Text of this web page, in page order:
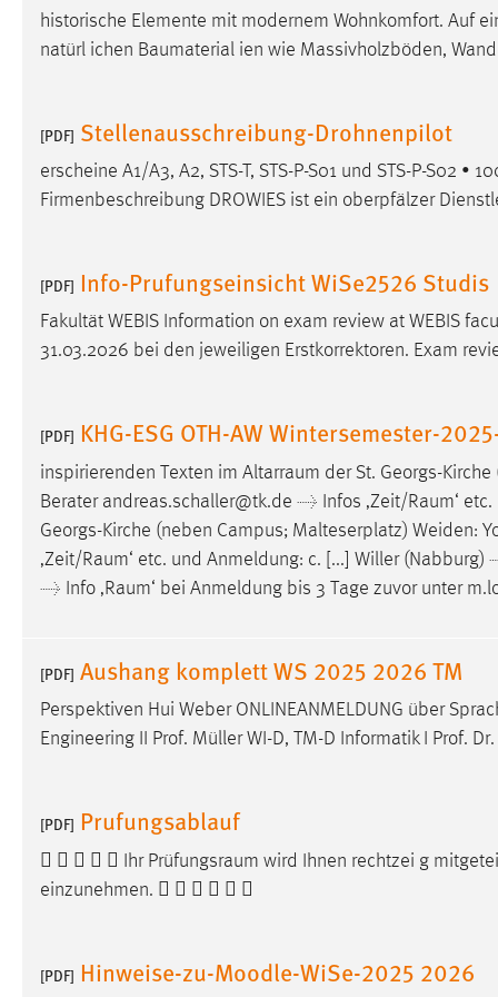
historische Elemente mit modernem Wohnkomfort. Auf
natürl ichen Baumaterial ien wie Massivholzböden,
[PDF] Stellenausschreibung-Drohnenpilot
erscheine A1/A3, A2, STS-T, STS-P-S01 und STS-P-S02
Firmenbeschreibung DROWIES ist ein oberpfälzer
[PDF] Info-Prufungseinsicht WiSe2526 Studis
Fakultät WEBIS Information on exam review at WEBIS
31.03.2026 bei den jeweiligen Erstkorrektoren. Exam
[PDF] KHG-ESG OTH-AW Wintersemester-
inspirierenden Texten im Altarraum der St. Georgs-
Berater andreas.schaller@tk.de → Infos ‚Zeit/Raum‘
Georgs-Kirche (neben Campus; Malteserplatz) Weiden:
‚Zeit/Raum‘ etc. und Anmeldung: c. [...] Willer
→ Info ‚Raum‘ bei Anmeldung bis 3 Tage zuvor unter
[PDF] Aushang komplett WS 2025 2026 TM
Perspektiven Hui Weber ONLINEANMELDUNG über
Engineering II Prof. Müller WI-D, TM-D Informatik I Prof.
[PDF] Prufungsablauf
     Ihr Prüfungsraum wird Ihnen rechtzei g
einzunehmen.      
[PDF] Hinweise-zu-Moodle-WiSe-2025 2026
externen Medien Cookies gesetzt.
Vimeo